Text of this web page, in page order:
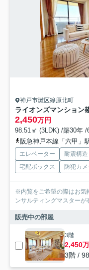
神戸市灘区篠原北町
ライオンズマンション
2,450万円
98.51㎡ (3LDK) /築30年 /
阪急神戸本線「六甲」
エレベーター 耐震構造
宅配ボックス
防犯カメ
※内覧をご希望の際はお気軽にご連絡く
ンサルティングマスター
販売中の部屋
3階
2,450
3階 /